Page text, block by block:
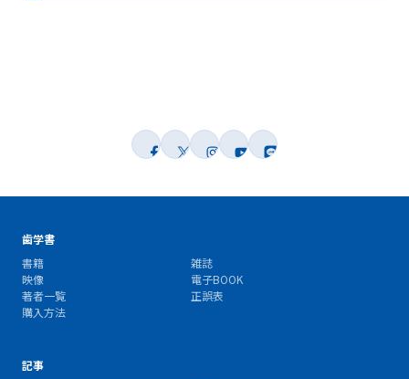
歯学書
書籍
雑誌
映像
電子BOOK
著者一覧
正誤表
購入方法
記事